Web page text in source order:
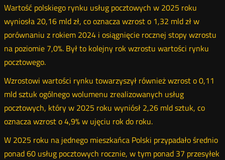
Wartość polskiego rynku usług pocztowych w 2025 roku
wyniosła 20,16 mld zł, co oznacza wzrost o 1,32 mld zł w
porównaniu z rokiem 2024 i osiągnięcie rocznej stopy wzrostu
na poziomie 7,0%. Był to kolejny rok wzrostu wartości rynku
pocztowego.
Wzrostowi wartości rynku towarzyszył również wzrost o 0,11
mld sztuk ogólnego wolumenu zrealizowanych usług
pocztowych, który w 2025 roku wyniósł 2,26 mld sztuk, co
oznacza wzrost o 4,9% w ujęciu rok do roku.
W 2025 roku na jednego mieszkańca Polski przypadało średnio
ponad 60 usług pocztowych rocznie, w tym ponad 37 przesyłek